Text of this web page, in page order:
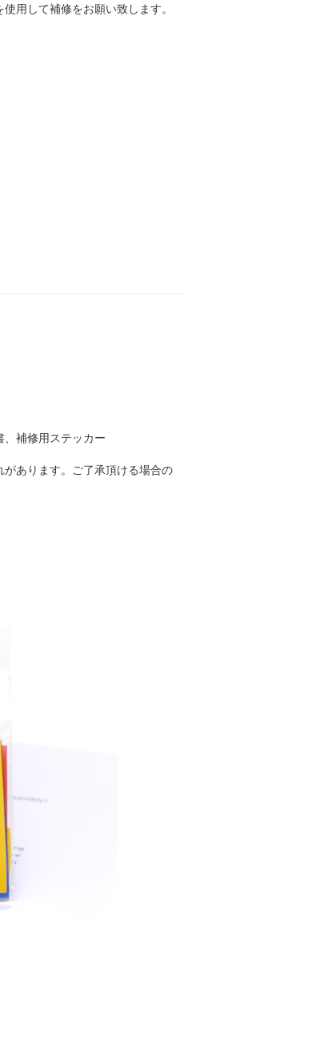
用して補修をお願い致します。
補修用ステッカー
あります。ご了承頂ける場合の